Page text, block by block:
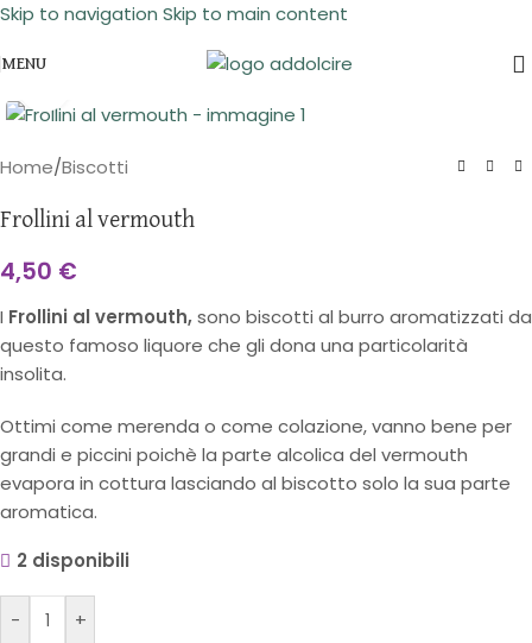
Skip to navigation Skip to main content
MENU
Home/Biscotti
Frollini al vermouth
4,50 €
I Frollini al vermouth,sono biscotti al burro aromatizzati da
questo famoso liquore che gli dona una particolarità
insolita.
Ottimi come merenda o come colazione, vanno bene per
grandi e piccini poichè la parte alcolica del vermouth
evapora in cottura lasciando al biscotto solo la sua parte
aromatica.
2 disponibili
- +